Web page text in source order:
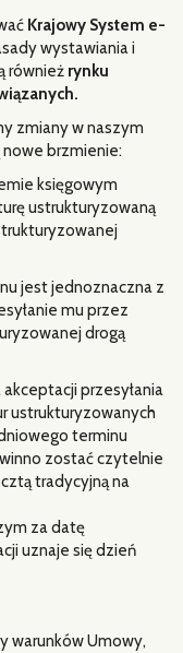
Krajowy System e-
wystawiania i
również rynku
zmiany w naszym
brzmienie:
księgowym
ustrukturyzowaną
jest jednoznaczna z
mu przez
drogą
przesyłania
ustrukturyzowanych
terminu
zostać czytelnie
tradycyjną na
za datę
uznaje się dzień
warunków Umowy,